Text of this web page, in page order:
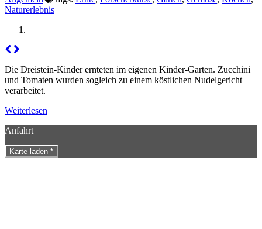
Naturerlebnis
Die Dreistein-Kinder ernteten im eigenen Kinder-Garten. Zucchini
und Tomaten wurden sogleich zu einem köstlichen Nudelgericht
verarbeitet.
Weiterlesen
Anfahrt
Karte laden *